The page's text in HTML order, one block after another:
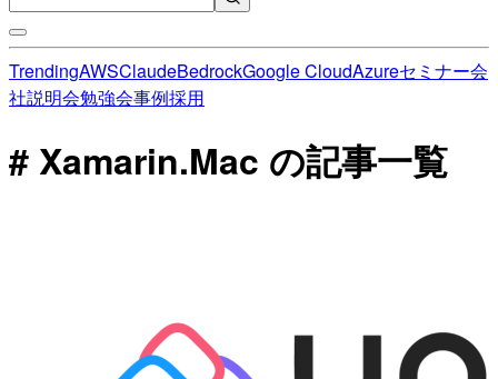
TrendingAWSClaudeBedrockGoogle CloudAzureセミナー会
社説明会勉強会事例採用
# Xamarin.Mac の記事一覧